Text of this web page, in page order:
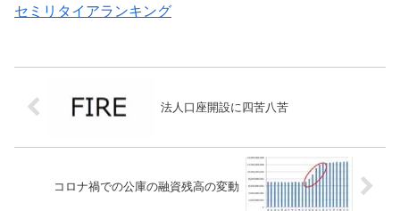
セミリタイアランキング
法人口座開設に四苦八苦
コロナ禍での公庫の融資残高の変動